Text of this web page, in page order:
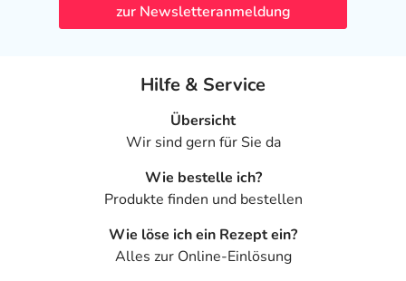
zur Newsletteranmeldung
Hilfe & Service
Übersicht
Wir sind gern für Sie da
Wie bestelle ich?
Produkte finden und bestellen
Wie löse ich ein Rezept ein?
Alles zur Online-Einlösung